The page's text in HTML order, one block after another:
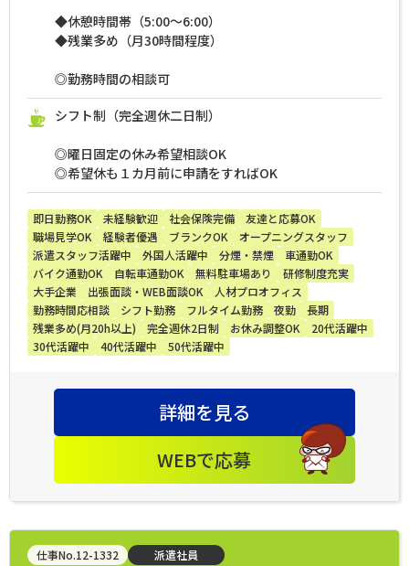
◆休憩時間帯（5:00～6:00）
◆残業多め（月30時間程度）
◎勤務時間の相談可
シフト制（完全週休二日制）
◎曜日固定の休み希望相談OK
◎希望休も１カ月前に申請をすればOK
即日勤務OK 未経験歓迎 社会保険完備
友達と応募OK
職場見学OK
経験者優遇 ブランクOK
オープニングスタッフ
派遣スタッフ活躍中
外国人活躍中 分煙・禁煙
車通勤OK
バイク通勤OK
自転車通勤OK 無料駐車場あり
研修制度充実
大手企業
出張面談・WEB面談OK
人材プロオフィス
勤務時間応相談
シフト勤務 フルタイム勤務 夜勤
長期
残業多め(月20h以上)
完全週休2日制 お休み調整OK
20代活躍中
30代活躍中
40代活躍中 50代活躍中
詳細を見る
WEBで応募
仕事No.12-1332 派遣社員